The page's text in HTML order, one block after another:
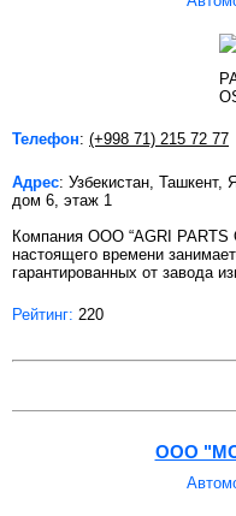
Телефон: (+998 71) 215 72 77
Адрес: Узбекистан, Ташкент,
дом 6, этаж 1
Компания ООО “AGRI PARTS
настоящего времени
гарантированных от завода
Рейтинг: 220
ООО